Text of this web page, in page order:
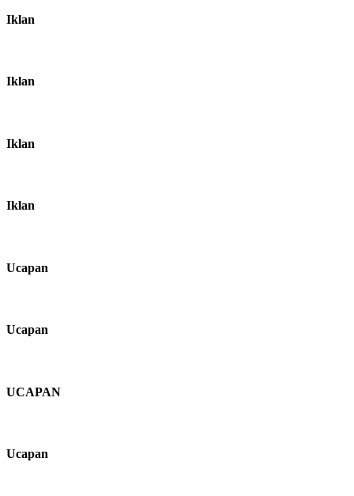
Iklan
Iklan
Iklan
Iklan
Ucapan
Ucapan
UCAPAN
Ucapan